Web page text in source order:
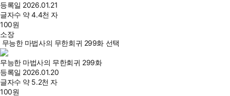
등록일 2026.01.21
글자수 약 4.4천 자
100원
소장
무능한 마법사의 무한회귀 299화 선택
무능한 마법사의 무한회귀 299화
등록일 2026.01.20
글자수 약 5.2천 자
100원